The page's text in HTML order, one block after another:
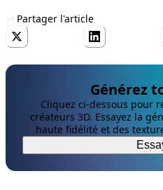
Partager l'article
Générez
Cliquez ci-dessous pour
créateurs 3D. Essayez la
haute fidélité et des